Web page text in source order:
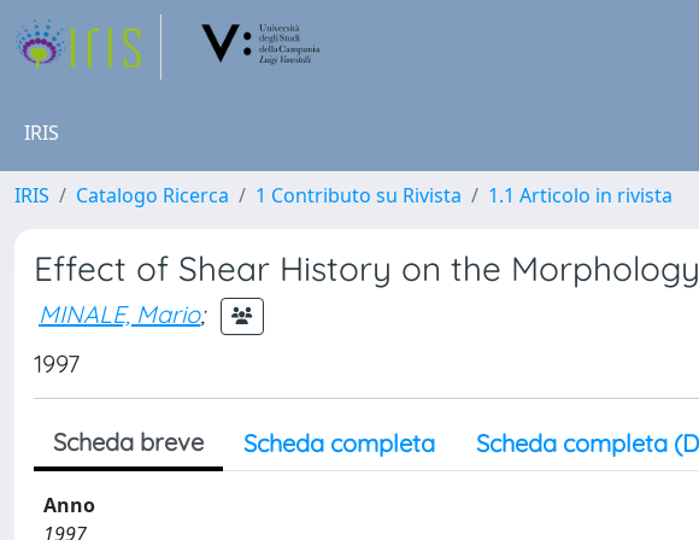
IRIS
IRIS Catalogo Ricerca 1 Contributo su Rivista 1.1 Articolo in rivista
Effect of Shear History on the
MINALE, Mario;
1997
Scheda breve Scheda completa Scheda completa
Anno
1997